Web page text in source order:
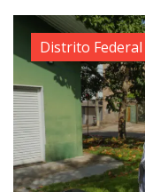
Distrito Federal